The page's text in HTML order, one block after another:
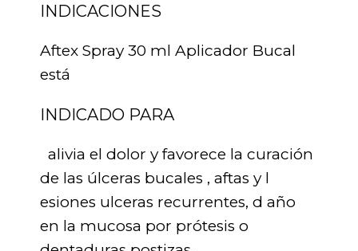
INDICACIONES
Aftex Spray 30 ml Aplicador Bucal
está
INDICADO PARA
alivia el dolor y favorece la curación
de las úlceras bucales , aftas y l
esiones ulceras recurrentes, d año
en la mucosa por prótesis o